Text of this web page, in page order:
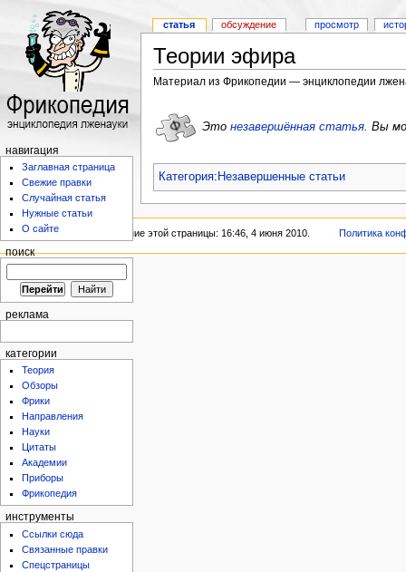
статья обсуждение просмотр
навигация
Заглавная страница
Свежие правки
Случайная статья
Нужные статьи
О сайте
поиск
реклама
категории
Теория
Обзоры
Фрики
Направления
Науки
Цитаты
Академии
Приборы
Фрикопедия
инструменты
Ссылки сюда
Связанные правки
Спецстраницы
Теории эфира
Материал из Фрикопедии — энциклопедии
Это незавершённая статья. Вы
Категория: Незавершенные статьи
Последнее изменение этой страницы: 16:46, 4 июня 2010. Политика